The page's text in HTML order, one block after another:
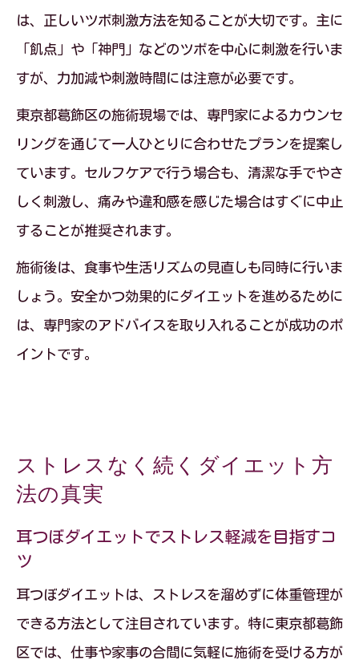
は、正しいツボ刺激方法を知ることが大切です。主に
「飢点」や「神門」などのツボを中心に刺激を行いま
すが、力加減や刺激時間には注意が必要です。
東京都葛飾区の施術現場では、専門家によるカウンセ
リングを通じて一人ひとりに合わせたプランを提案し
ています。セルフケアで行う場合も、清潔な手でやさ
しく刺激し、痛みや違和感を感じた場合はすぐに中止
することが推奨されます。
施術後は、食事や生活リズムの見直しも同時に行いま
しょう。安全かつ効果的にダイエットを進めるために
は、専門家のアドバイスを取り入れることが成功のポ
イントです。
ストレスなく続くダイエット方
法の真実
耳つぼダイエットでストレス軽減を目指すコ
ツ
耳つぼダイエットは、ストレスを溜めずに体重管理が
できる方法として注目されています。特に東京都葛飾
区では、仕事や家事の合間に気軽に施術を受ける方が